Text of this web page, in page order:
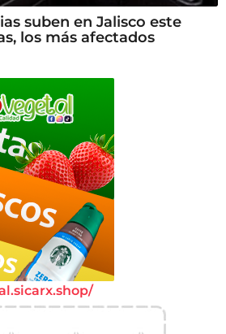
suben en Jalisco este
los más afectados